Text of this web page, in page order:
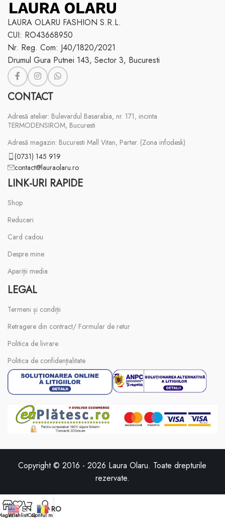
LAURA OLARU FASHION S.R.L.
CUI: RO43668950
Nr. Reg. Com: J40/1820/2021
Drumul Gura Putnei 143, Sector 3, Bucuresti
CONTACT
Adresă atelier: Bulevardul Basarabia, nr. 171, incinta
TERMODENSIROM, Bucuresti
Adresă magazin: Bucuresti Mall Vitan, Parter. (Zona infodesk)
(0731) 145 919
contact@lauraolaru.ro
LINK-URI RAPIDE
Shop
Reduceri
Card cadou
Despre mine
Apariții media
LEGAL
Termeni și condiții
Retragere din contract/ Formular de retur
Politica de livrare
Politica de confidențialitate
Copyright © 2016 -2026 Laura Olaru. Toate drepturile
rezervate.
WishlistCoșContul meu
EN RO